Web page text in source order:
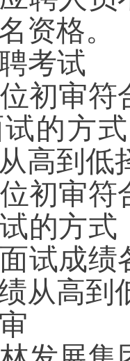
资格。
考试
初审
的方
高到低
初审符
的方式
试成绩
从高到